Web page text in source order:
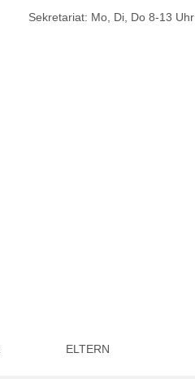
Sekretariat: Mo, Di, Do 8-13 Uhr
ELTERN